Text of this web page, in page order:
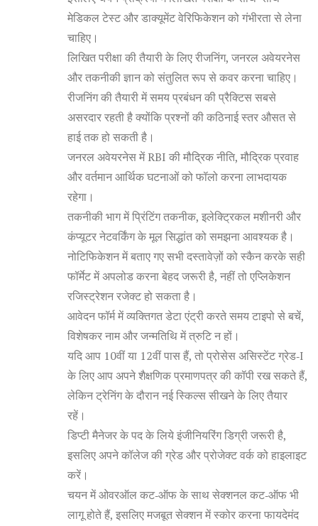
मेडिकल टेस्ट और डाक्यूमेंट वेरिफिकेशन को गंभीरता से लेना
चाहिए।
लिखित परीक्षा की तैयारी के लिए रीजनिंग, जनरल अवेयरनेस
और तकनीकी ज्ञान को संतुलित रूप से कवर करना चाहिए।
रीजनिंग की तैयारी में समय प्रबंधन की प्रैक्टिस सबसे
असरदार रहती है क्योंकि प्रश्नों की कठिनाई स्तर औसत से
हाई तक हो सकती है।
जनरल अवेयरनेस में RBI की मौद्रिक नीति, मौद्रिक प्रवाह
और वर्तमान आर्थिक घटनाओं को फॉलो करना लाभदायक
रहेगा।
तकनीकी भाग में प्रिंटिंग तकनीक, इलेक्ट्रिकल मशीनरी और
कंप्यूटर नेटवर्किंग के मूल सिद्धांत को समझना आवश्यक है।
नोटिफिकेशन में बताए गए सभी दस्तावेज़ों को स्कैन करके सही
फॉर्मेट में अपलोड करना बेहद जरूरी है, नहीं तो एप्लिकेशन
रजिस्ट्रेशन रजेक्ट हो सकता है।
आवेदन फॉर्म में व्यक्तिगत डेटा एंट्री करते समय टाइपो से बचें,
विशेषकर नाम और जन्मतिथि में त्रुटि न हों।
यदि आप 10वीं या 12वीं पास हैं, तो प्रोसेस असिस्टेंट ग्रेड‑I
के लिए आप अपने शैक्षणिक प्रमाणपत्र की कॉपी रख सकते हैं,
लेकिन ट्रेनिंग के दौरान नई स्किल्स सीखने के लिए तैयार
रहें।
डिप्टी मैनेजर के पद के लिये इंजीनियरिंग डिग्री जरूरी है,
इसलिए अपने कॉलेज की ग्रेड और प्रोजेक्ट वर्क को हाइलाइट
करें।
चयन में ओवरऑल कट‑ऑफ के साथ सेक्शनल कट‑ऑफ भी
लागू होते हैं, इसलिए मजबूत सेक्शन में स्कोर करना फायदेमंद